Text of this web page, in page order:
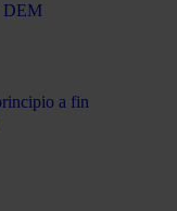
DEM
a fin